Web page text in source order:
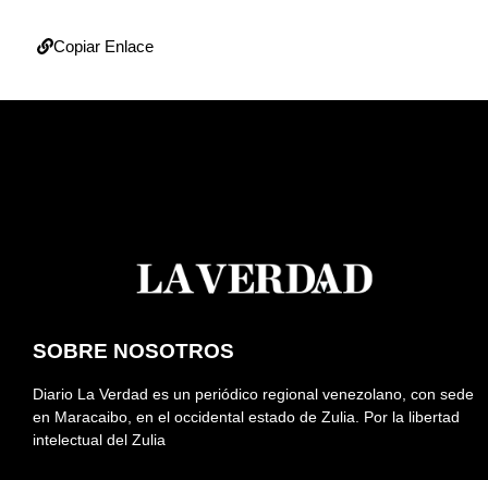
Copiar Enlace
SOBRE NOSOTROS
Diario La Verdad es un periódico regional venezolano, con sede
en Maracaibo, en el occidental estado de Zulia. Por la libertad
intelectual del Zulia